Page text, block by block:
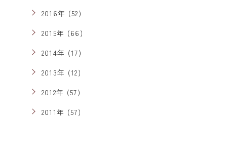
2016年 (52)
2015年 (66)
2014年 (17)
2013年 (12)
2012年 (57)
2011年 (57)